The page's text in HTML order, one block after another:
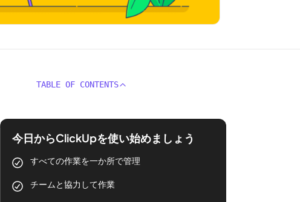
TABLE OF CONTENTS
今日からClickUpを使い始めましょう
すべての作業を一か所で管理
チームと協力して作業